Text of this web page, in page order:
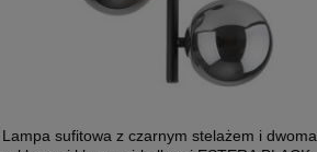
Lampa sufitowa z czarnym stelażem i dwoma